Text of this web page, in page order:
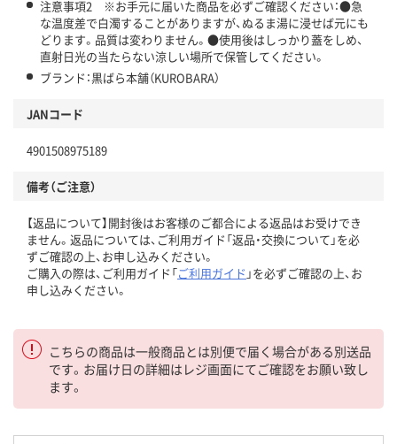
注意事項2 ※お手元に届いた商品を必ずご確認ください：●急
な温度差で白濁することがありますが、ぬるま湯に浸せば元にも
どります。品質は変わりません。●使用後はしっかり蓋をしめ、
直射日光の当たらない涼しい場所で保管してください。
ブランド：黒ばら本舗（KUROBARA）
JANコード
4901508975189
備考（ご注意）
【返品について】開封後はお客様のご都合による返品はお受けでき
ません。返品については、ご利用ガイド「返品・交換について」を必
ずご確認の上、お申し込みください。
ご購入の際は、ご利用ガイド「ご利用ガイド 」を必ずご確認の上、お
申し込みください。
こちらの商品は一般商品とは別便で届く場合がある別送品
です。お届け日の詳細はレジ画面にてご確認をお願い致し
ます。